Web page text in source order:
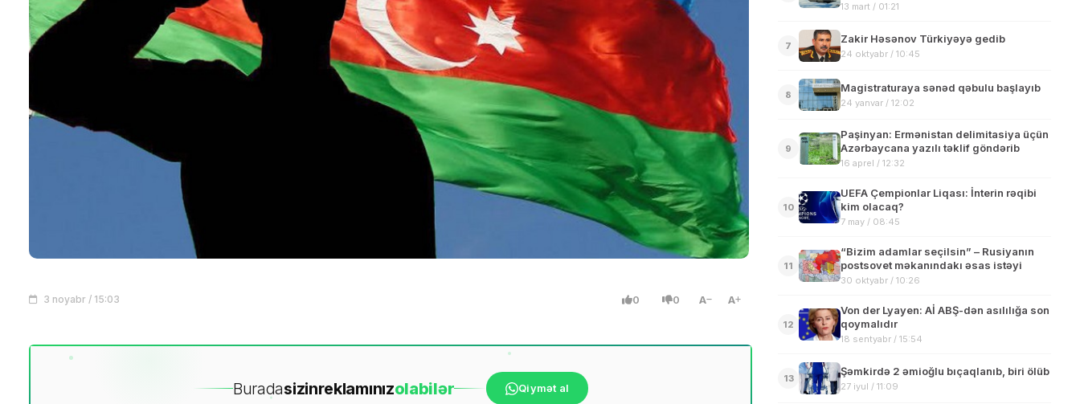
3 noyabr / 15:03 0 0 A A
Buradasizinreklamınızolabilər Qiymət al
13 mart / 01:21
7
Zakir Həsənov Türkiyəyə gedib
24 oktyabr / 10:45
8
Magistraturaya sənəd qəbulu başlayıb
24 yanvar / 12:02
9
Paşinyan: Ermənistan delimitasiya üçün
Azərbaycana yazılı təklif göndərib
16 aprel / 12:32
10
UEFA Çempionlar Liqası: İnterin rəqibi
kim olacaq?
7 may / 08:45
11
“Bizim adamlar seçilsin” – Rusiyanın
postsovet məkanındakı əsas istəyi
30 oktyabr / 10:26
12
Von der Lyayen: Aİ ABŞ-dən asılılığa son
qoymalıdır
18 sentyabr / 15:54
13
Şəmkirdə 2 əmioğlu bıçaqlanıb, biri ölüb
27 iyul / 11:09